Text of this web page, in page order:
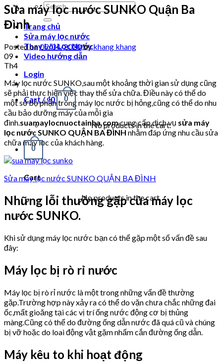
Search
for:
Trang chủ
Sửa máy lọc nước
Thay Lõi Lọc Nước
Video hướng dẫn
Login
Cart /₫0 0
No products in the cart.
0
Cart
No products in the cart.
Sửa máy lọc nước SUNKO Quận Ba
Đình
Posted on09/04/2020bykhang khang
09
Th4
Máy lọc nước SUNKO,sau một khoảng thời gian sử dụng cũng
sẽ phải thực hiện việc thay thế sửa chữa. Điều này có thể do
một số bộ phận trong máy lọc nước bị hỏng,cũng có thể do nhu
cầu bảo dưỡng máy của mỗi gia
đình.suamaylocnuoctainha.comcung cấp dịch vụ sửa máy
lọc nước SUNKO QUẬN BA ĐÌNH nhằm đáp ứng nhu cầu sửa
chữa máy lọc của khách hàng.
Sửa máy lọc nước SUNKO QUẬN BA ĐÌNH
Những lỗi thường gặp của máy lọc
nước SUNKO.
Khi sử dụng máy lọc nước bạn có thể gặp một số vấn đề sau
đây:
Máy lọc bị rò rỉ nước
Máy lọc bị rò rỉ nước là một trong những vấn đề thường
gặp.Trường hợp này xảy ra có thể do vặn chưa chắc những đai
ốc,mất gioăng tại các vị trí ống nước động cơ bị thủng
màng.Cũng có thể do đường ống dẫn nước đã quá cũ và chúng
bị vỡ hoặc do loai động vật gặm nhấm cắn đường ống dẫn.
Máy kêu to khi hoạt động